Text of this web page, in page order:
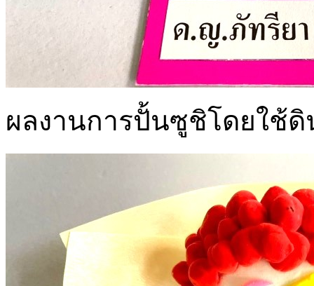
ผลงานการปั้นซูชิโดยใช้ดิ